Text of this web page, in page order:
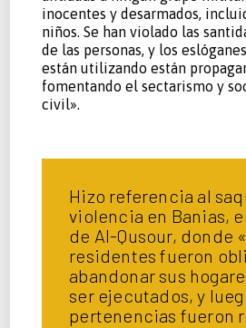
inocentes y desarmados,
niños. Se han violado las
de las personas, y los
están utilizando están
fomentando el sectarismo y
civil».
Hizo referencia al
violencia en Banias,
de Al-Qusour, donde
residentes fueron
abandonar sus
ser ejecutados, y
pertenencias fueron